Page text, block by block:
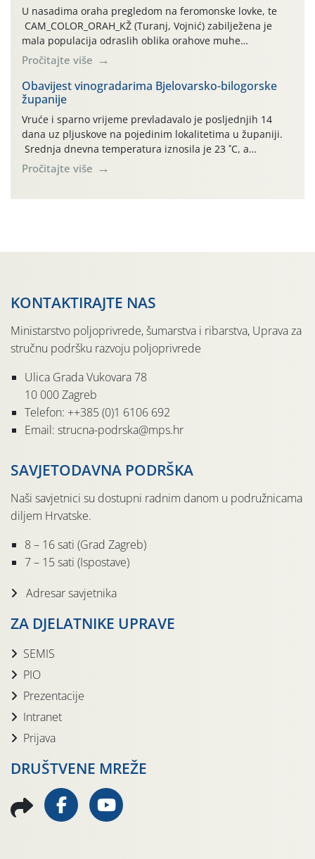
U nasadima oraha pregledom na feromonske lovke, te
CAM_COLOR_ORAH_KŽ (Turanj, Vojnić) zabilježena je
mala populacija odraslih oblika orahove muhe
(Rhagoletis completa). Niska brojnost može se objasniti
činjenicom da je riječ o mladim nasadima s vrlo malim
urodom, što je povezano i s manjim brojem prezimjelih
jedinki. U starijim nasadima, na žutim ljepljivim Rebell
pločama s […]
Pročitajte više
Obavijest vinogradarima Bjelovarsko-bilogorske
županije
Vruće i sparno vrijeme prevladavalo je posljednjih 14
dana uz pljuskove na pojedinim lokalitetima u županiji.
Srednja dnevna temperatura iznosila je 23 ˚C, a
maksimalne su posljednjih dana dosezale do 35 ˚C.
Simptome plamenjače vinove loze (Plasmoparas
Pročitajte više
KONTAKTIRAJTE NAS
Ministarstvo poljoprivrede, šumarstva i ribarstva, Uprava za
stručnu podršku razvoju poljoprivrede
Ulica Grada Vukovara 78
10 000 Zagreb
Telefon: ++385 (0)1 6106 692
Email: strucna-podrska@mps.hr
SAVJETODAVNA PODRŠKA
Naši savjetnici su dostupni radnim danom u podružnicama
diljem Hrvatske.
8 – 16 sati (Grad Zagreb)
7 – 15 sati (Ispostave)
Adresar savjetnika
ZA DJELATNIKE UPRAVE
SEMIS
PIO
Prezentacije
Intranet
Prijava
DRUŠTVENE MREŽE